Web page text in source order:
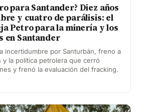
para Santander? Diez años
y cuatro de parálisis: el
Petro para la minería y los
Santander
incertidumbre por Santurbán, freno a
y la política petrolera que cerró
y frenó la evaluación del fracking.